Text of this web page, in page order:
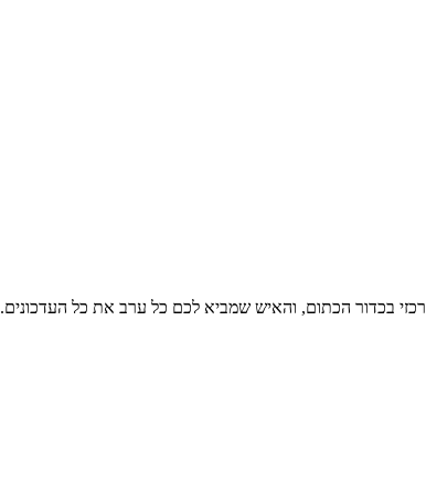
בכדור הכתום, והאיש שמביא לכם כל ערב את כל העדכונים.